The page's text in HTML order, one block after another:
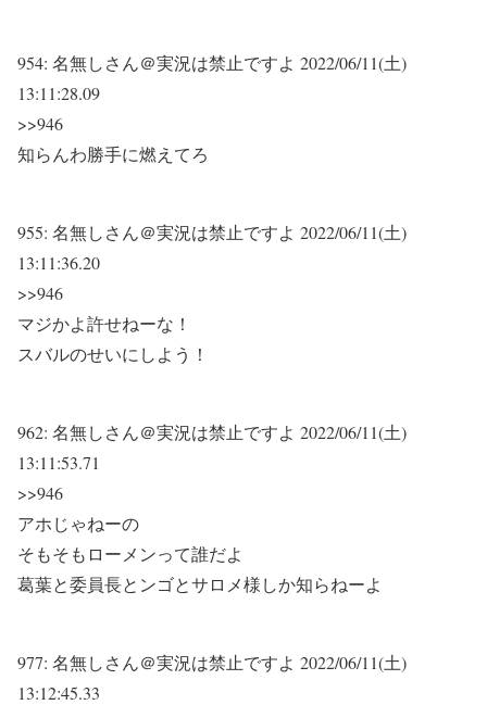
954: 名無しさん＠実況は禁止ですよ 2022/06/11(土)
13:11:28.09
>>946
知らんわ勝手に燃えてろ
955: 名無しさん＠実況は禁止ですよ 2022/06/11(土)
13:11:36.20
>>946
マジかよ許せねーな！
スバルのせいにしよう！
962: 名無しさん＠実況は禁止ですよ 2022/06/11(土)
13:11:53.71
>>946
アホじゃねーの
そもそもローメンって誰だよ
葛葉と委員長とンゴとサロメ様しか知らねーよ
977: 名無しさん＠実況は禁止ですよ 2022/06/11(土)
13:12:45.33